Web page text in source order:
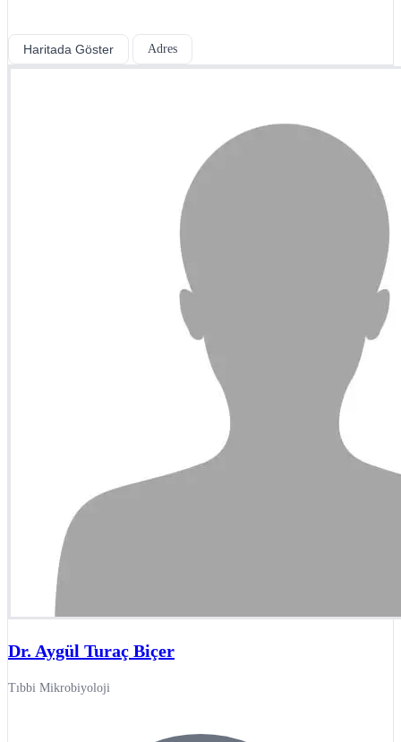
Haritada Göster Adres
Dr. Aygül Turaç Biçer
Tıbbi Mikrobiyoloji